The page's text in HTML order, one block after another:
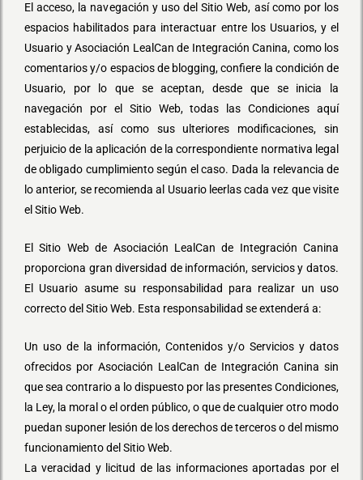
El acceso, la navegación y uso del Sitio Web, así como por los
espacios habilitados para interactuar entre los Usuarios, y el
Usuario y Asociación LealCan de Integración Canina, como los
comentarios y/o espacios de blogging, confiere la condición de
Usuario, por lo que se aceptan, desde que se inicia la
navegación por el Sitio Web, todas las Condiciones aquí
establecidas, así como sus ulteriores modificaciones, sin
perjuicio de la aplicación de la correspondiente normativa legal
de obligado cumplimiento según el caso. Dada la relevancia de
lo anterior, se recomienda al Usuario leerlas cada vez que visite
el Sitio Web.
El Sitio Web de Asociación LealCan de Integración Canina
proporciona gran diversidad de información, servicios y datos.
El Usuario asume su responsabilidad para realizar un uso
correcto del Sitio Web. Esta responsabilidad se extenderá a:
Un uso de la información, Contenidos y/o Servicios y datos
ofrecidos por Asociación LealCan de Integración Canina sin
que sea contrario a lo dispuesto por las presentes Condiciones,
la Ley, la moral o el orden público, o que de cualquier otro modo
puedan suponer lesión de los derechos de terceros o del mismo
funcionamiento del Sitio Web.
La veracidad y licitud de las informaciones aportadas por el